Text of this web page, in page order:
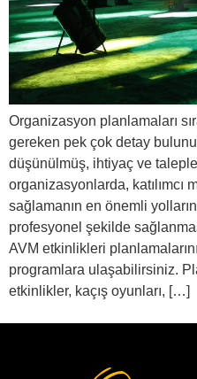
Organizasyon planlamaları
gereken pek çok detay
düşünülmüş, ihtiyaç ve
organizasyonlarda, katılımcı
sağlamanın en önemli
profesyonel şekilde
AVM etkinlikleri
programlara ulaşabilirsiniz.
etkinlikler, kaçış oyunları, […]